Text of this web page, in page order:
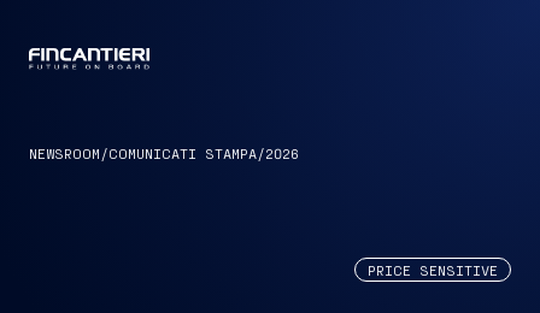
NEWSROOM /COMUNICATI STAMPA/2026
PRICE SENSITIVE